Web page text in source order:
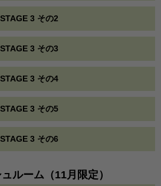
STAGE 3 その2
STAGE 3 その3
STAGE 3 その4
STAGE 3 その5
STAGE 3 その6
ルーム（11月限定）